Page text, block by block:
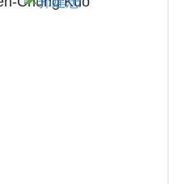
機會放鬆和運動，球